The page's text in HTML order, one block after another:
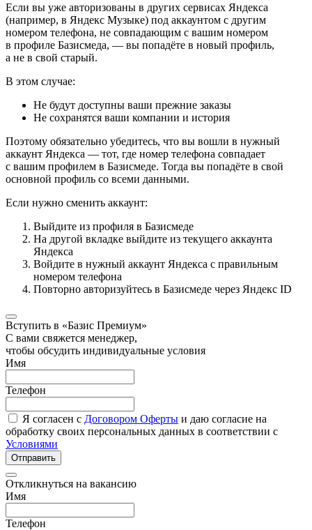
Если вы уже авторизованы в других сервисах Яндекса
(например, в Яндекс Музыке) под аккаунтом с другим
номером телефона, не совпадающим с вашим номером
в профиле Базисмеда, — вы попадёте в новый профиль,
а не в свой старый.
В этом случае:
Не будут доступны ваши прежние заказы
Не сохранятся ваши компании и история
Поэтому обязательно убедитесь, что вы вошли в нужный
аккаунт Яндекса — тот, где номер телефона совпадает
с вашим профилем в Базисмеде. Тогда вы попадёте в свой
основной профиль со всеми данными.
Если нужно сменить аккаунт:
Выйдите из профиля в Базисмеде
На другой вкладке выйдите из текущего аккаунта
Яндекса
Войдите в нужный аккаунт Яндекса с правильным
номером телефона
Повторно авторизуйтесь в Базисмеде через Яндекс ID
Вступить в «Базис Премиум»
С вами свяжется менеджер,
чтобы обсудить индивидуальные условия
Имя
Телефон
Я согласен с Договором Оферты и даю согласие на
обработку своих персональных данных в соответствии с
Условиями
Отправить
Откликнуться на вакансию
Имя
Телефон